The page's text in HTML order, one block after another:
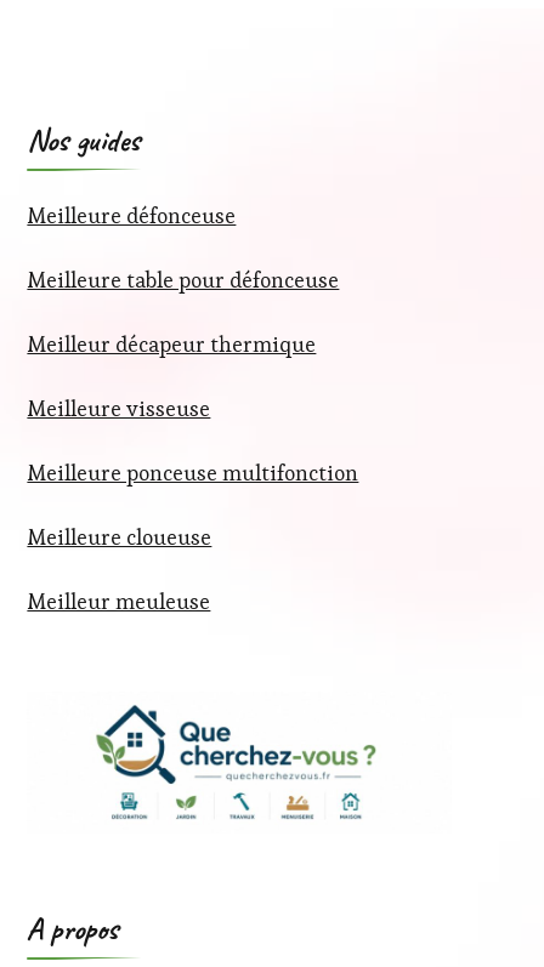
Nos guides
Meilleure défonceuse
Meilleure table pour défonceuse
Meilleur décapeur thermique
Meilleure visseuse
Meilleure ponceuse multifonction
Meilleure cloueuse
Meilleur meuleuse
A propos